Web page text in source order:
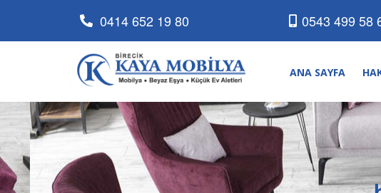
0414 652 19 80 0543 499 58
ANA SAYFA